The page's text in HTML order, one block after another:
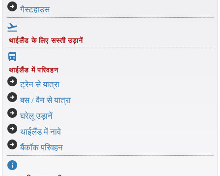
arrow_circle_right गैस्टहाउस
flight_takeoff
थाईलैंड के लिए सस्ती उड़ानें
directions_bus_filled
थाईलैंड में परिवहन
arrow_circle_right ट्रेन से यात्रा
arrow_circle_right बस / वैन से यात्रा
arrow_circle_right घरेलू उड़ानें
arrow_circle_right थाईलैंड में नावे
arrow_circle_right बैंकॉक परिवहन
info